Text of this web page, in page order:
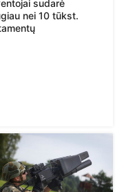
sudarė
nei 10 tūkst.